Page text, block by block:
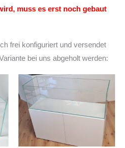
muss es erst noch gebaut
frei konfiguriert und versendet
bei uns abgeholt werden: